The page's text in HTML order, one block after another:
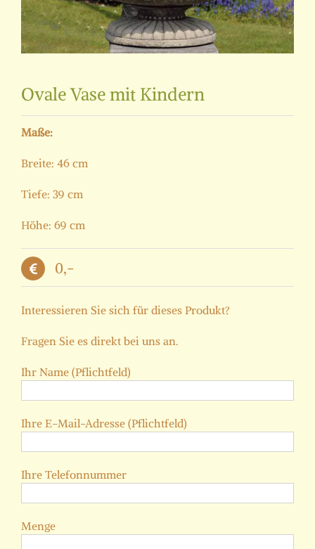
Ovale Vase mit Kindern
Maße:
Breite: 46 cm
Tiefe: 39 cm
Höhe: 69 cm
0,-
Interessieren Sie sich für dieses Produkt?
Fragen Sie es direkt bei uns an.
Ihr Name (Pflichtfeld)
Ihre E-Mail-Adresse (Pflichtfeld)
Ihre Telefonnummer
Menge